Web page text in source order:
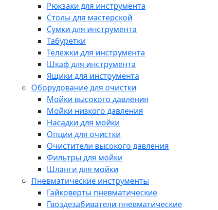
Рюкзаки для инструмента
Столы для мастерской
Сумки для инструмента
Табуретки
Тележки для инструмента
Шкаф для инструмента
Ящики для инструмента
Оборудование для очистки
Мойки высокого давления
Мойки низкого давления
Насадки для мойки
Опции для очистки
Очистители высокого давления
Фильтры для мойки
Шланги для мойки
Пневматические инструменты
Гайковерты пневматические
Гвоздезабиватели пневматические